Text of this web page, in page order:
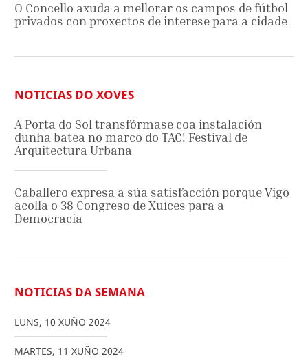
O Concello axuda a mellorar os campos de fútbol
privados con proxectos de interese para a cidade
NOTICIAS DO XOVES
A Porta do Sol transfórmase coa instalación
dunha batea no marco do TAC! Festival de
Arquitectura Urbana
Caballero expresa a súa satisfacción porque Vigo
acolla o 38 Congreso de Xuíces para a
Democracia
NOTICIAS DA SEMANA
LUNS, 10 XUÑO 2024
MARTES, 11 XUÑO 2024